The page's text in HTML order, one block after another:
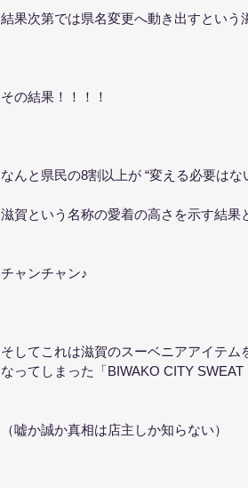
結果次第では県名変更へ動き出すという
その結果！！！！
なんと県民の8割以上が “変える必要はな
滋賀という名称の愛着の高さを示す結果
チャンチャン♪
そしてこれは滋賀のスーベニアアイテ
なってしまった「BIWAKO CITY
（嘘か誠か真相は店主しか知らない）